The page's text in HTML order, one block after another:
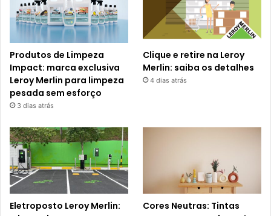
Produtos de Limpeza
Impact: marca exclusiva
Leroy Merlin para limpeza
pesada sem esforço
3 dias atrás
Clique e retire na Leroy
Merlin: saiba os detalhes
4 dias atrás
Eletroposto Leroy Merlin:
Cores Neutras: Tintas